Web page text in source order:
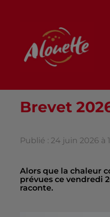
Brevet
Publié : 24 juin 2026 à
Alors que la chaleur
prévues ce vendredi
raconte.